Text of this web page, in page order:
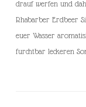
drauf werfen und
Rhabarber Erdbeer
euer Wasser
furchtbar leckeren